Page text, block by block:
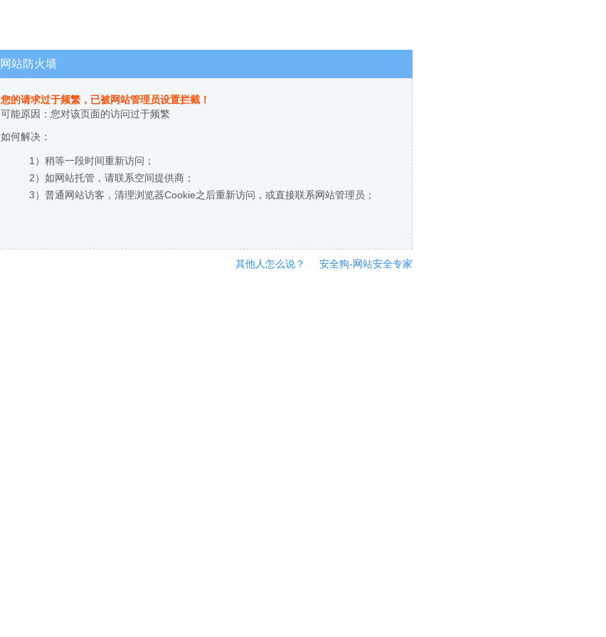
网站防火墙
您的请求过于频繁，已被网站管理员设置拦截！
可能原因：您对该页面的访问过于频繁
如何解决：
1）稍等一段时间重新访问；
2）如网站托管，请联系空间提供商；
3）普通网站访客，清理浏览器Cookie之后重新访问，或直接联系网站管理员；
其他人怎么说？ 安全狗-网站安全专家